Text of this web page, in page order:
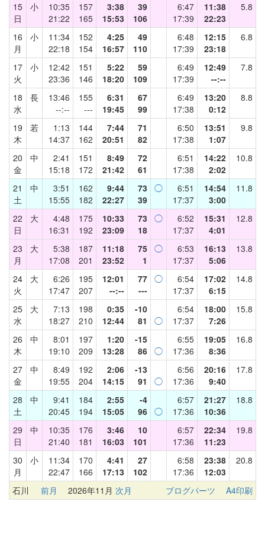
15
日
小
10:35
21:22
157
165
3:38
15:53
39
106
6:47
17:39
11:38
22:23
5.8
16
月
小
11:34
22:18
152
154
4:25
16:57
49
110
6:48
17:39
12:15
23:18
6.8
17
火
小
12:42
23:36
151
146
5:22
18:20
59
109
6:49
17:39
12:49
--:--
7.8
18
水
長
13:46
--:--
155
---
6:31
19:45
67
99
6:49
17:38
13:20
0:12
8.8
19
木
若
1:13
14:37
144
162
7:44
20:51
71
82
6:50
17:38
13:51
1:07
9.8
20
金
中
2:41
15:18
151
172
8:49
21:42
72
61
6:51
17:38
14:22
2:02
10.8
21
土
中
3:51
15:55
162
182
9:44
22:27
73
39
◯
6:51
17:37
14:54
3:00
11.8
22
日
大
4:48
16:31
175
192
10:33
23:09
73
18
◯
6:52
17:37
15:31
4:01
12.8
23
月
大
5:38
17:08
187
201
11:18
23:52
75
1
◯
6:53
17:37
16:13
5:06
13.8
24
火
大
6:26
17:47
195
207
12:01
--:--
77
---
◯
6:54
17:37
17:02
6:15
14.8
25
水
大
7:13
18:27
198
210
0:35
12:44
-10
81
◯
6:54
17:37
18:00
7:26
15.8
26
木
中
8:01
19:10
197
209
1:20
13:28
-15
86 ◯
6:55
17:36
19:05
8:36
16.8
27
金
中
8:49
19:55
192
204
2:06
14:15
-13
91
◯
6:56
17:36
20:16
9:40
17.8
28
土
中
9:41
20:45
184
194
2:55
15:05
-4
96 ◯
6:57
17:36
21:27
10:36
18.8
29
日
中
10:35
21:40
176
181
3:46
16:03
10
101
6:57
17:36
22:34
11:23
19.8
30
月
小
11:34
22:47
170
166
4:41
17:13
27
102
6:58
17:36
23:38
12:03
20.8
石川 前月 2026年11月 次月 ブログパーツ A4印刷